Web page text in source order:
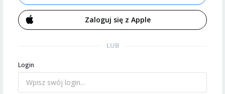
Zaloguj się z Apple
LUB
Login